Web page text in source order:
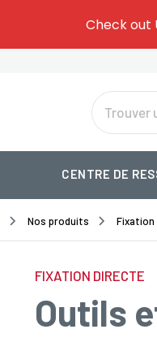
CENTRE DE
Nos produits
FIXATION DIRECTE
Outils
Check out